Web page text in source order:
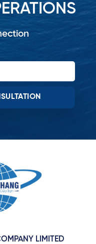
LIMITED